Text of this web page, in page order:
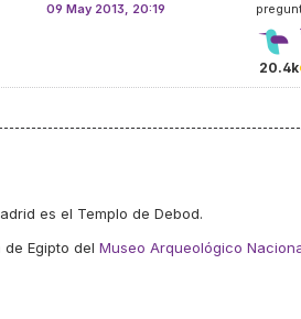
20.4k
09 May 2013, 20:19
es el Templo de Debod.
Egipto del Museo Arqueológico